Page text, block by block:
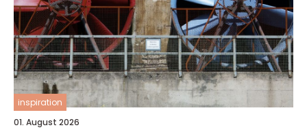
inspiration
01. August 2026